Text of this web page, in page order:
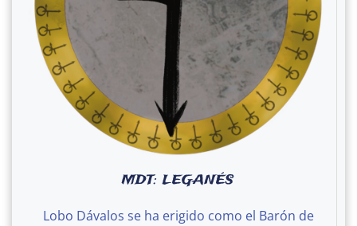
MDT: LEGANÉS
Lobo Dávalos se ha erigido como el Barón de